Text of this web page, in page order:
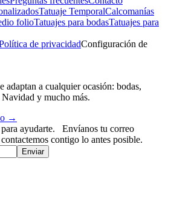
Tatuaje TemporalCalcomanías
folioTatuajes para bodasTatuajes para
de privacidadConfiguración de
adaptan a cualquier ocasión: bodas,
y mucho más.
→
ayudarte.
Envíanos tu correo
contigo lo antes posible.
Enviar